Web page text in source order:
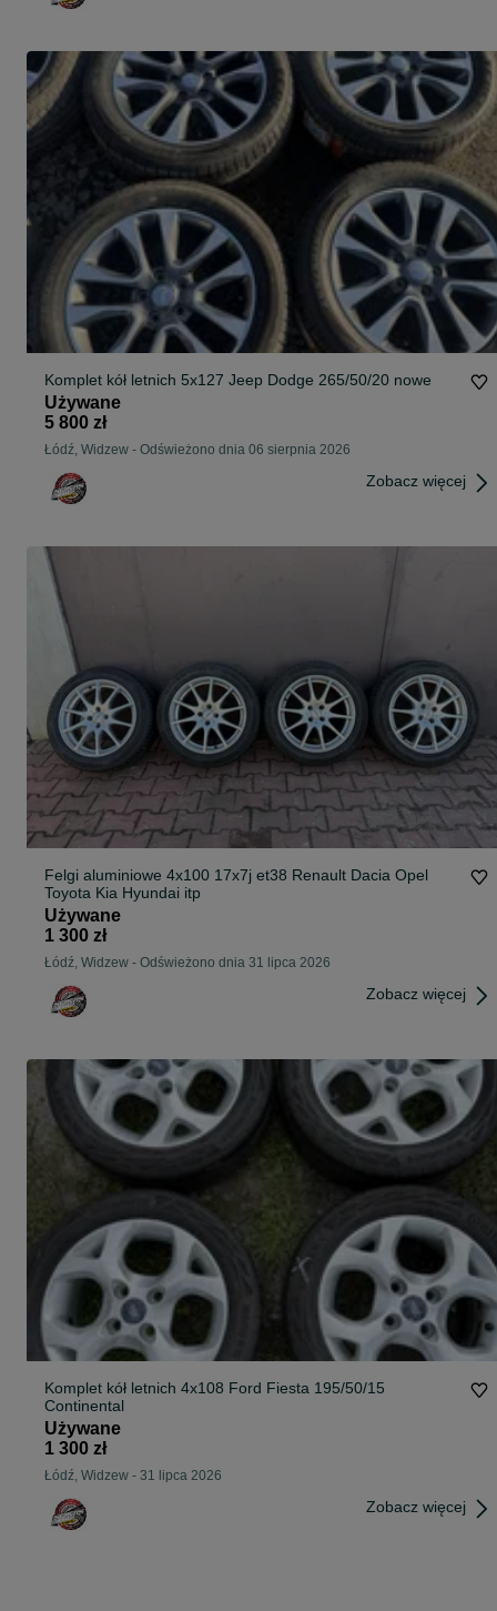
Komplet kół letnich 5x127 Jeep Dodge 265/50/20 nowe
Używane
5 800 zł
Łódź, Widzew - Odświeżono dnia 06 sierpnia 2026
Zobacz więcej
Felgi aluminiowe 4x100 17x7j et38 Renault Dacia Opel
Toyota Kia Hyundai itp
Używane
1 300 zł
Łódź, Widzew - Odświeżono dnia 31 lipca 2026
Zobacz więcej
Komplet kół letnich 4x108 Ford Fiesta 195/50/15
Continental
Używane
1 300 zł
Łódź, Widzew - 31 lipca 2026
Zobacz więcej